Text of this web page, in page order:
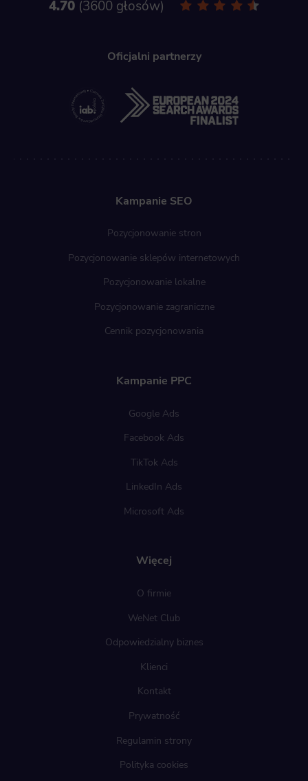
4.70 3600 głosów
Oficjalni partnerzy
Kampanie SEO
Pozycjonowanie stron
Pozycjonowanie sklepów internetowych
Pozycjonowanie lokalne
Pozycjonowanie zagraniczne
Cennik pozycjonowania
Więcej
O firmie
WeNet Club
Odpowiedzialny biznes
Klienci
Kontakt
Prywatność
Regulamin strony
Polityka cookies
Kampanie PPC
Google Ads
Facebook Ads
TikTok Ads
LinkedIn Ads
Microsoft Ads